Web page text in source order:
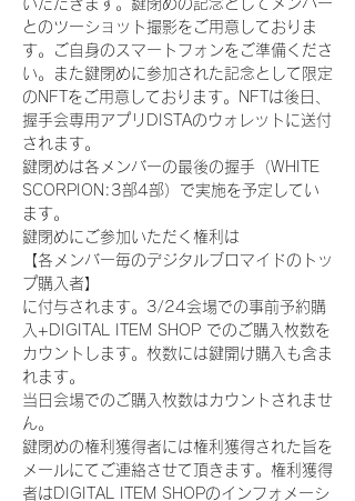
いただきます。鍵閉めの記念としてメンバー
とのツーショット撮影をご用意しておりま
す。ご自身のスマートフォンをご準備くださ
い。また鍵閉めに参加された記念として限定
のNFTをご用意しております。NFTは後日、
握手会専用アプリDISTAのウォレットに送付
されます。
鍵閉めは各メンバーの最後の握手（WHITE
SCORPION:3部4部）で実施を予定してい
ます。
鍵閉めにご参加いただく権利は
【各メンバー毎のデジタルブロマイドのトッ
プ購入者】
に付与されます。3/24会場での事前予約購
入+DIGITAL ITEM SHOP でのご購入枚数を
カウントします。枚数には鍵開け購入も含ま
れます。
当日会場でのご購入枚数はカウントされませ
ん。
鍵閉めの権利獲得者には権利獲得された旨を
メールにてご連絡させて頂きます。権利獲得
者はDIGITAL ITEM SHOPのインフォメーシ